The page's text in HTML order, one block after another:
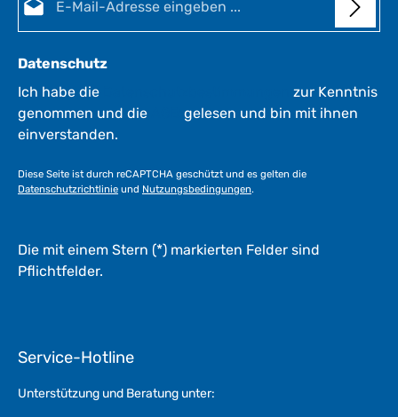
*
1
-
W
e
r
k
g
Datenschutz
Ich habe die
zur Kenntnis
genommen und die
gelesen und bin mit ihnen
einverstanden.
Diese Seite ist durch reCAPTCHA geschützt und es gelten die
Datenschutzrichtlinie und Nutzungsbedingungen.
Die mit einem Stern (*) markierten Felder sind
Pflichtfelder.
Service-Hotline
Unterstützung und Beratung unter: